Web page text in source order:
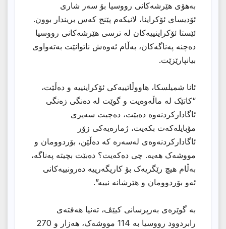
بەهۆی هێرشەکانی رووسیا بۆ سەر شاری
ئۆدیسای ئۆکراینا، لانیکەم پێنج کەس بریندار بوون.
ئێستا ئۆکراینییەکان لە ترسی هێرشەکانی رووسیا
دەچنە پەناگەکان، بەڵام ئەوەش ناتوانێت بەتەواوی
بیانپارێزێت.
ئانا شمیلسکا، هاووڵاتییەکی ئۆکراینییە و دەڵێت،
“کاتێک لە ماڵەوەیت و گوێت لە دەنگی زەنگی
ئاگادارکردنەوە دەبێت، دەچیت سەیری
مۆبایلەکەت بکەیت، ژمارەیەکی زۆر
ئاگادارکردنەوەی لەسەرە کە دەڵێن، بۆردوومان و
مووشەک هەیە. چی دەکەیت؟ دەبێت بچیتە پەناگە،
بەڵام هیچ رێگریەک بۆ کاریگەرییە دەرونییەکانی
ئەو بۆردوومان و هێرشانە نییە”.
بە گوێرەی بەرپرسانی کیێڤ، تەنیا هەفتەی
رابردوود رووسیا بە 114 مووشەک، هەزار و 270